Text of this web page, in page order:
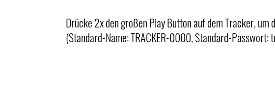
Drücke 2x den großen Play Button auf dem Tracker, um
(Standard-Name: TRACKER-0000, Standard-Passwort: